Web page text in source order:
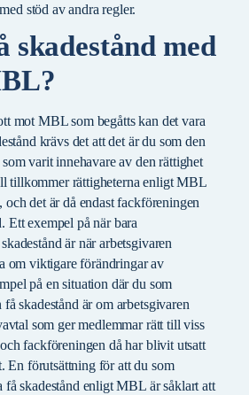
stöd av andra regler.
skadestånd med
mot MBL som begåtts kan det vara
krävs det att det är du som den
varit innehavare av den rättighet
tillkommer rättigheterna enligt MBL
och det är då endast fackföreningen
Ett exempel på när bara
är när arbetsgivaren
om viktigare förändringar av
på en situation där du som
få skadestånd är om arbetsgivaren
som ger medlemmar rätt till viss
fackföreningen då har blivit utsatt
En förutsättning för att du som
få skadestånd enligt MBL är såklart att